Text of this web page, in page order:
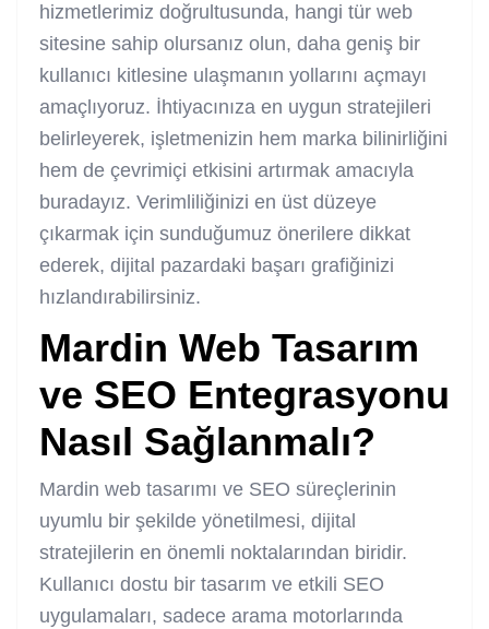
hizmetlerimiz doğrultusunda, hangi tür web
sitesine sahip olursanız olun, daha geniş bir
kullanıcı kitlesine ulaşmanın yollarını açmayı
amaçlıyoruz. İhtiyacınıza en uygun stratejileri
belirleyerek, işletmenizin hem marka bilinirliğini
hem de çevrimiçi etkisini artırmak amacıyla
buradayız. Verimliliğinizi en üst düzeye
çıkarmak için sunduğumuz önerilere dikkat
ederek, dijital pazardaki başarı grafiğinizi
hızlandırabilirsiniz.
Mardin Web Tasarım
ve SEO Entegrasyonu
Nasıl Sağlanmalı?
Mardin web tasarımı ve SEO süreçlerinin
uyumlu bir şekilde yönetilmesi, dijital
stratejilerin en önemli noktalarından biridir.
Kullanıcı dostu bir tasarım ve etkili SEO
uygulamaları, sadece arama motorlarında